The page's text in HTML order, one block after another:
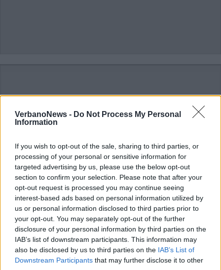
VerbanoNews - Do Not Process My Personal
Information
If you wish to opt-out of the sale, sharing to third parties, or
processing of your personal or sensitive information for
targeted advertising by us, please use the below opt-out
section to confirm your selection. Please note that after your
opt-out request is processed you may continue seeing
interest-based ads based on personal information utilized by
us or personal information disclosed to third parties prior to
your opt-out. You may separately opt-out of the further
disclosure of your personal information by third parties on the
IAB’s list of downstream participants. This information may
also be disclosed by us to third parties on the IAB’s List of
Downstream Participants that may further disclose it to other